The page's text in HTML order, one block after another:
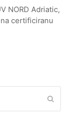
NORD Adriatic,
certificiranu